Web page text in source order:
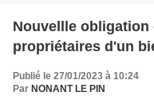
Nouvellle
propriétaires d'un
Publié le 27/01/2023 à 10:24
Par NONANT LE PIN